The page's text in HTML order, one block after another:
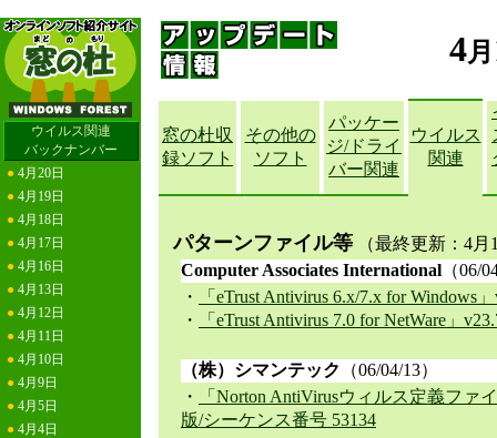
ウイルス関連
バックナンバー
● 4月20日
● 4月19日
● 4月18日
● 4月17日
● 4月16日
● 4月13日
● 4月12日
● 4月11日
● 4月10日
● 4月9日
● 4月5日
● 4月4日
4月
窓の杜収
録ソフト
その他の
ソフト
パッケー
ジ/ドライ
バー関連
ウイルス
関連
パターンファイル等
（最終更新：4月
Computer Associates International （06/
・
「eTrust Antivirus 6.x/7.x for Windows
・
「eTrust Antivirus 7.0 for NetWare」
（株）シマンテック
（06/04/13）
・
「Norton AntiVirusウィルス定義ファ
版/シーケンス番号 53134